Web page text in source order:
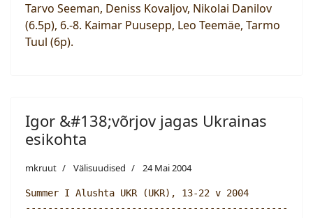
Tarvo Seeman, Deniss Kovaljov, Nikolai Danilov
(6.5p), 6.-8. Kaimar Puusepp, Leo Teemäe, Tarmo
Tuul (6p).
Igor &#138;võrjov jagas Ukrainas
esikohta
mkruut Välisuudised 24 Mai 2004
Summer I Alushta UKR (UKR), 13-22 v 2004